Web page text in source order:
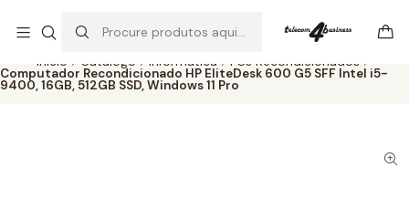
Ler mais
Início Catálogo Informática PCs Recondicionados
Computador Recondicionado HP EliteDesk 600 G5 SFF Intel i5-
9400, 16GB, 512GB SSD, Windows 11 Pro